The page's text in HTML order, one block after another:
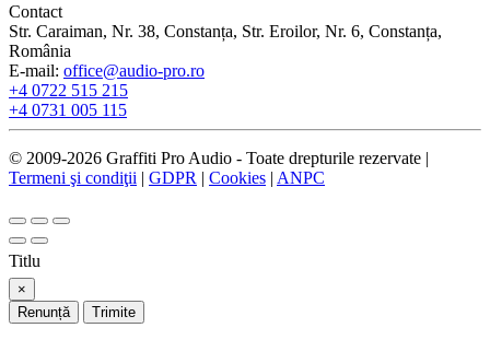
Contact
Str. Caraiman, Nr. 38, Constanța, Str. Eroilor, Nr. 6, Constanța,
România
E-mail: office@audio-pro.ro
+4 0722 515 215
+4 0731 005 115
© 2009-2026 Graffiti Pro Audio - Toate drepturile rezervate |
Termeni şi condiţii | GDPR | Cookies | ANPC
Titlu
×
Renunță